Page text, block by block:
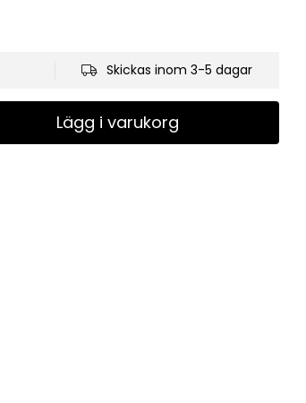
Skickas inom 3-5 dagar
Lägg i varukorg